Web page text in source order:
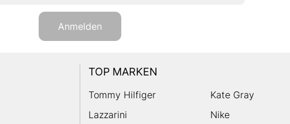
Anmelden
TOP MARKEN
Tommy Hilfiger Kate Gray
Lazzarini
Nike